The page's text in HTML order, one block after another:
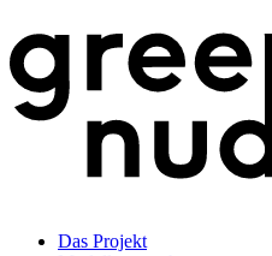
Das Projekt